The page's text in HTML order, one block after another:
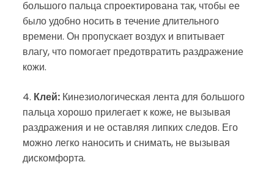
большого пальца спроектирована так, чтобы ее
было удобно носить в течение длительного
времени. Он пропускает воздух и впитывает
влагу, что помогает предотвратить раздражение
кожи.
4. Клей:Кинезиологическая лента для большого
пальца хорошо прилегает к коже, не вызывая
раздражения и не оставляя липких следов. Его
можно легко наносить и снимать, не вызывая
дискомфорта.